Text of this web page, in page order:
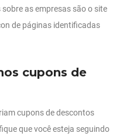
as empresas são o site
de páginas identificadas
cupons de
cupons de descontos
que você esteja seguindo